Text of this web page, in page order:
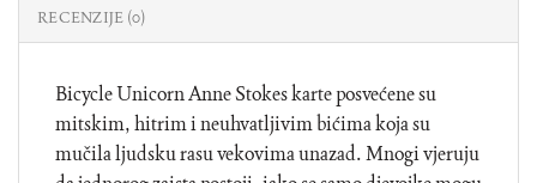
RECENZIJE (0)
Bicycle Unicorn Anne Stokes karte posvećene su
mitskim, hitrim i neuhvatljivim bićima koja su
mučila ljudsku rasu vekovima unazad. Mnogi vjeruju